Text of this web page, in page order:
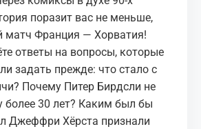
поразит вас не меньше,
Франция — Хорватия!
ответы на вопросы, которые
задать прежде: что стало с
Почему Питер Бирдсли не
более 30 лет? Каким был бы
Джеффри Хёрста признали